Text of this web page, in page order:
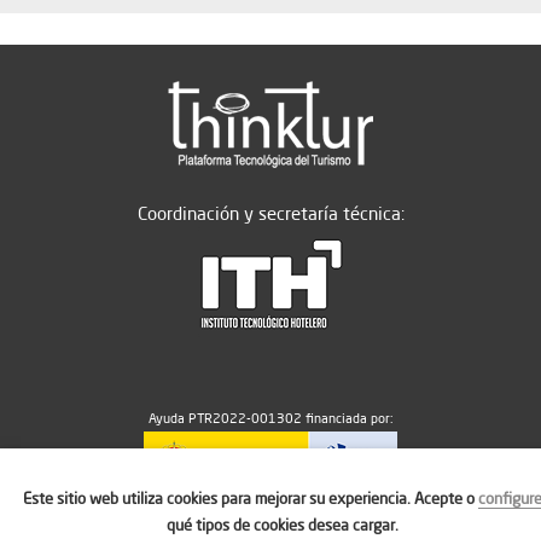
Coordinación y secretaría técnica:
Ayuda PTR2022-001302 financiada por:
MICIU/AEI/10.13039/501100011033
Este sitio web utiliza cookies para mejorar su experiencia. Acepte oconfigure
qué tipos de cookies desea cargar.